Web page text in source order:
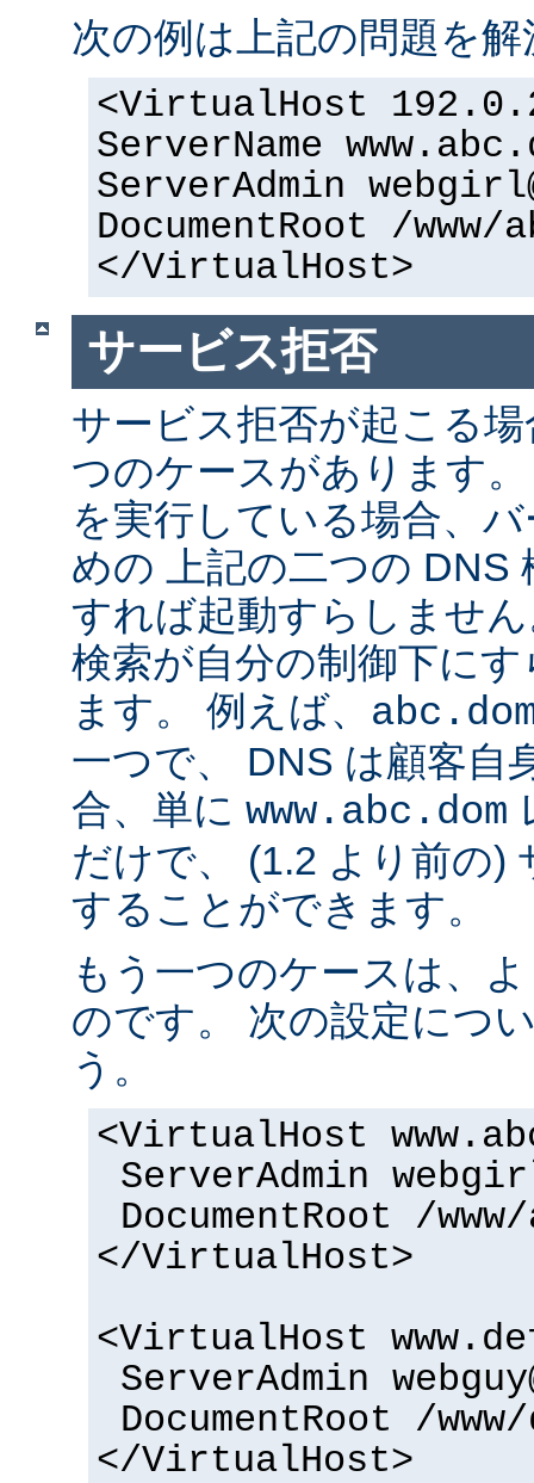
次の例は上記の問題を
<VirtualHost
ServerName
ServerAdmin
DocumentRoot /www/
</VirtualHost>
サービス拒否
サービス拒否が起こる
つのケースがあります
を実行している場合、
めの 上記の二つの DNS
すれば起動すらしませ
検索が自分の制御下に
ます。 例えば、
一つで、 DNS は顧客自
合、単に www.abc.dom
だけで、 (1.2 より前の)
することができます。
もう一つのケースは、
のです。 次の設定につ
う。
<VirtualHost
ServerAdmin
DocumentRoot /
</VirtualHost>
<VirtualHost
ServerAdmin
DocumentRoot /
</VirtualHost>